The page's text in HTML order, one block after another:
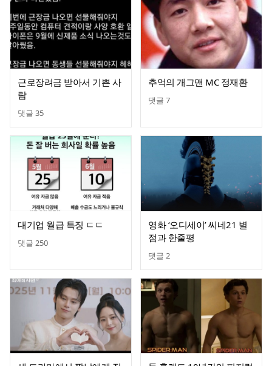
근로장려금 받아서 기쁜 사
람
댓글 35
추억의 개그맨 MC 정재환
댓글 7
대기업 월급 특징 ㄷㄷ
댓글 250
영화 ‘오디세이’ 씨네21 별
점과 한줄평
댓글 2